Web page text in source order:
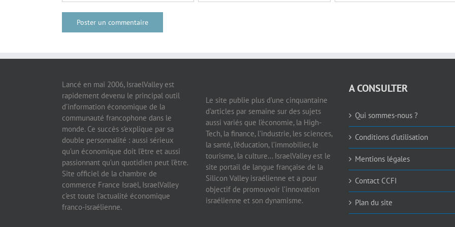
Lancé en mai 2006, IsraelValley est
rapidement devenu le principal outil
d’information économique de la
communauté francophone dans le
monde. Ce succès s’explique par sa
double personnalité : aussi sérieux
qu’un économique doit l’être et aussi
passionnant qu’un quotidien peut l’être.
Site officiel de la chambre de
commerce France Israël, IsraelValley
c’est toute l’actualité économique
franco-israélienne.
Le site publie plus d’une cinquantaine
d’articles par semaine sur des sujets
aussi variés que l’économie, la High-
Tech, la finance, l’industrie, les sciences,
la santé, l’éducation, l’immobilier, le
tourisme, la culture… IsraelValley est le
site portail de langue française de la
Silicon Valley israélienne et a pour
objectif de promouvoir l’innovation
israélienne et son dynamisme.
A CONSULTER
Qui sommes-nous ?
Conditions d’utilisation
Mentions légales
Contact CCFI
Plan du site